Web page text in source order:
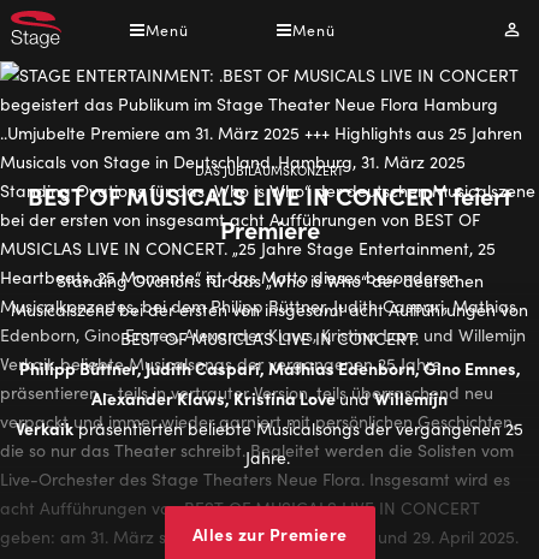
Direkt
zum
Inhalt
Menü Menü
DAS JUBILÄUMSKONZERT
BEST OF MUSICALS LIVE IN CONCERT feiert
Premiere
Standing Ovations für das „Who is Who“ der deutschen
Musicalszene bei der ersten von insgesamt acht Aufführungen von
BEST OF MUSICLAS LIVE IN CONCERT.
Philipp Büttner, Judith Caspari, Mathias Edenborn, Gino Emnes,
Alexander Klaws, Kristina LoveundWillemijn
Verkaikpräsentierten beliebte Musicalsongs der vergangenen 25
Jahre.
Alles zur Premiere